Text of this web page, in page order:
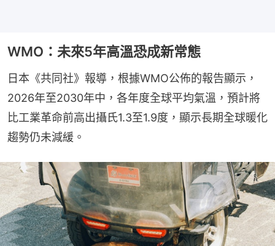
WMO：未來5年高溫恐成新常態
日本《共同社》報導，根據WMO公佈的報告顯示，
2026年至2030年中，各年度全球平均氣溫，預計將
比工業革命前高出攝氏1.3至1.9度，顯示長期全球暖化
趨勢仍未減緩。